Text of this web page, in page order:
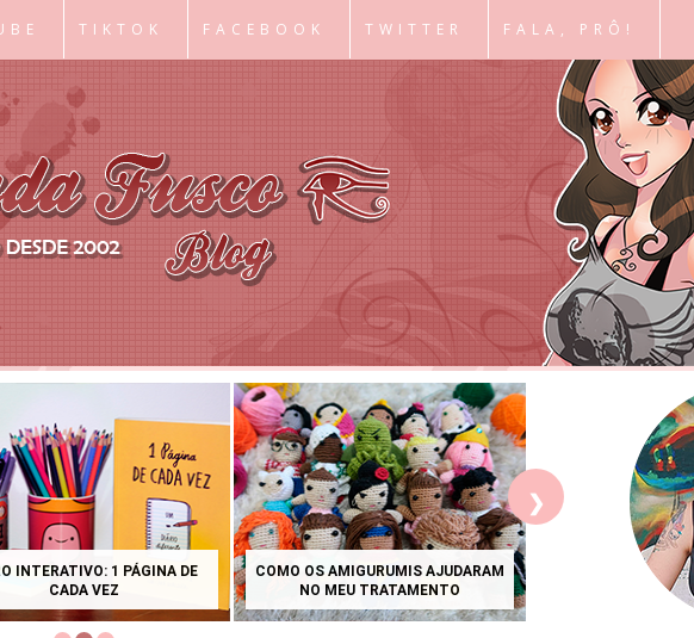
TIKTOK FACEBOOK TWITTER FALA, PRÔ!
INTERATIVO: 1 PÁGINA DE
CADA VEZ
COMO OS AMIGURUMIS AJUDARAM
NO MEU TRATAMENTO
❯